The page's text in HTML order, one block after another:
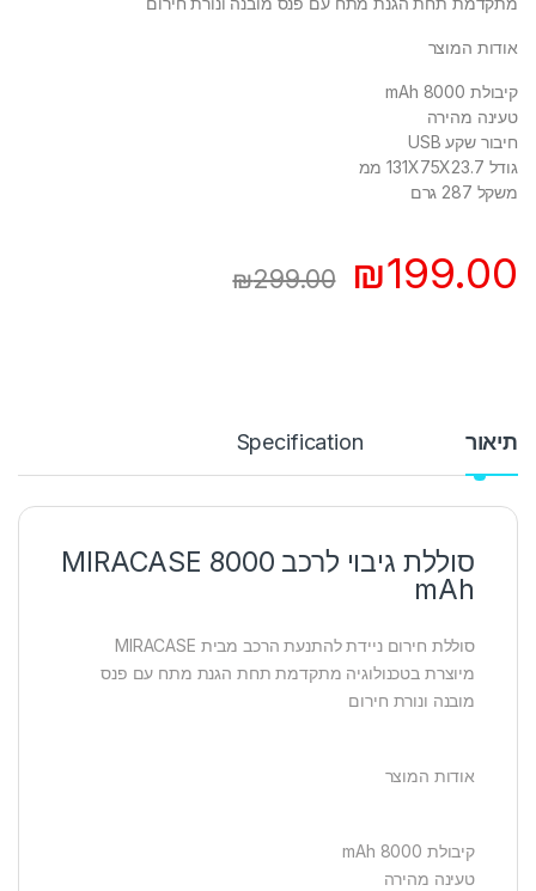
אודות המוצר
קיבולת 8000 mAh
טעינה מהירה
חיבור שקע USB
גודל 131X75X23.7 ממ
משקל 287 גרם
₪199.00
₪299.00
תיאור Specification
סוללת גיבוי לרכב MIRACASE 8000
mAh
סוללת חירום ניידת להתנעת הרכב מבית MIRACASE
מיוצרת בטכנולוגיה מתקדמת תחת הגנת מתח עם פנס
מובנה ונורת חירום
אודות המוצר
קיבולת 8000 mAh
טעינה מהירה